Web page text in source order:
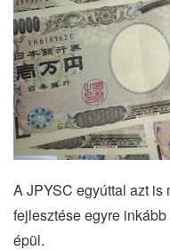
A JPYSC egyúttal azt is
fejlesztése egyre
épül.